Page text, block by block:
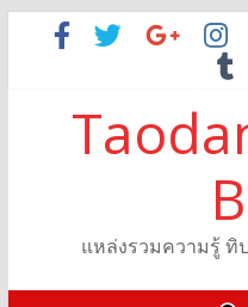
แหล่งรวมความรู้ ทิ